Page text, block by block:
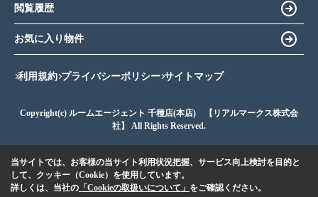
閲覧履歴
お気に入り物件
利用規約 プライバシーポリシー サイトマップ
Copyright(c) ルームエージェント 千種店(本店) 【リアルマークス株式会
社】 All Rights Reserved.
当サイトでは、お客様の当サイト利用状況把握、サービス向上検討を目的と
して、クッキー（Cookie）を使用しています。
詳しくは、当社の 「Cookieの取扱いについて」 をご確認ください。